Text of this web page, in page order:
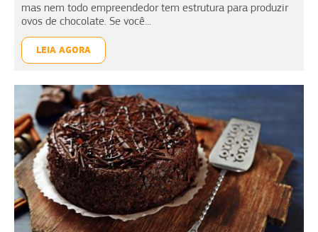
mas nem todo empreendedor tem estrutura para produzir
ovos de chocolate. Se você...
LEIA AGORA